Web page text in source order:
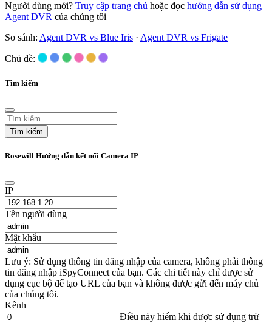
Người dùng mới? Truy cập trang chủ hoặc đọc hướng dẫn sử dụng
Agent DVR của chúng tôi
So sánh: Agent DVR vs Blue Iris · Agent DVR vs Frigate
Chủ đề:
Tìm kiếm
Tìm kiếm
Rosewill Hướng dẫn kết nối Camera IP
IP
Tên người dùng
Mật khẩu
Lưu ý: Sử dụng thông tin đăng nhập của camera, không phải thông
tin đăng nhập iSpyConnect của bạn. Các chi tiết này chỉ được sử
dụng cục bộ để tạo URL của bạn và không được gửi đến máy chủ
của chúng tôi.
Kênh
Điều này hiếm khi được sử dụng trừ